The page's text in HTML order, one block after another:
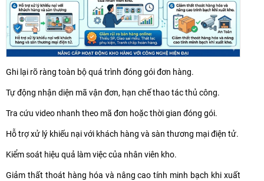
Ghi lại rõ ràng toàn bộ quá trình đóng gói đơn hàng.
Tự động nhận diện mã vận đơn, hạn chế thao tác thủ công.
Tra cứu video nhanh theo mã đơn hoặc thời gian đóng gói.
Hỗ trợ xử lý khiếu nại với khách hàng và sàn thương mại điện tử.
Kiểm soát hiệu quả làm việc của nhân viên kho.
Giảm thất thoát hàng hóa và nâng cao tính minh bạch khi xuất